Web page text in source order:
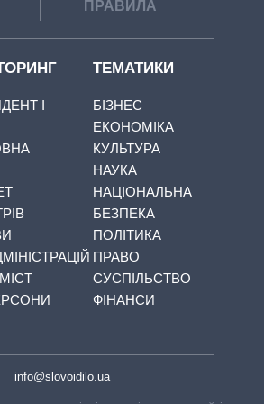
ПРАВИЛА
І
ТЕМАТИКИ
БІЗНЕС
ЕКОНОМІКА
КУЛЬТУРА
НАУКА
НАЦІОНАЛЬНА
БЕЗПЕКА
ПОЛІТИКА
ПРАВО
СУСПІЛЬСТВО
ФІНАНСИ
info@slovoidilo.ua